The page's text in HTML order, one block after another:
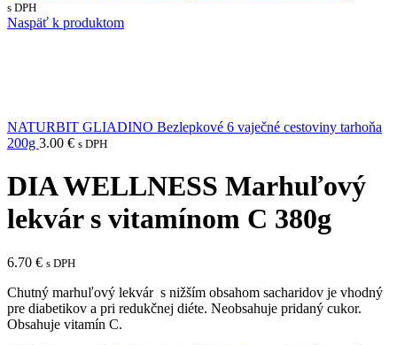
s DPH
Naspäť k produktom
NATURBIT GLIADINO Bezlepkové 6 vaječné cestoviny tarhoňa
200g 3.00 € s DPH
DIA WELLNESS Marhuľový
lekvár s vitamínom C 380g
6.70 € s DPH
Chutný marhuľový lekvár s nižším obsahom sacharidov je vhodný
pre diabetikov a pri redukčnej diéte. Neobsahuje pridaný cukor.
Obsahuje vitamín C.